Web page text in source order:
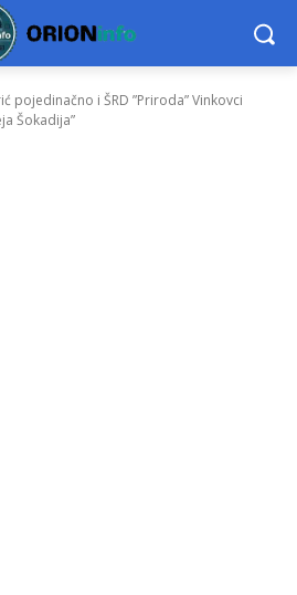
pojedinačno i ŠRD ”Priroda” Vinkovci
Šokadija”